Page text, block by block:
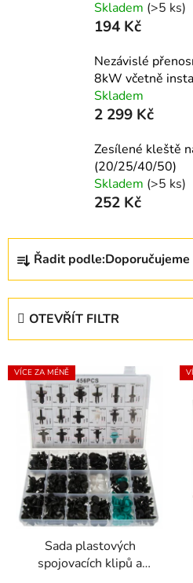
Skladem (>5 ks)
194 Kč
Nezávislé
8kW včetně
Skladem
2 299 Kč
Zesílené kleště
(20/25/40/50)
Skladem (>5 ks)
252 Kč
Ř
z
p
Řadit podle:Doporučujeme
OTEVŘÍT FILTR
V
ý
VÍCE ZA MÉNĚ
Sada plastových
spojovacích klipů a